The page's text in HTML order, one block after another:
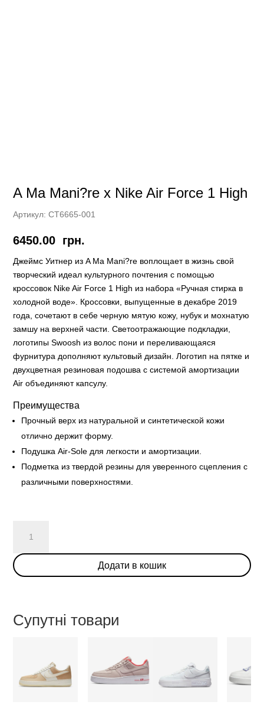
A Ma Mani?re x Nike Air Force 1 High
Артикул:CT6665-001
6450.00 грн.
Джеймс Уитнер из A Ma Mani?re воплощает в жизнь свой
творческий идеал культурного почтения с помощью
кроссовок Nike Air Force 1 High из набора «Ручная стирка в
холодной воде». Кроссовки, выпущенные в декабре 2019
года, сочетают в себе черную мятую кожу, нубук и мохнатую
замшу на верхней части. Светоотражающие подкладки,
логотипы Swoosh из волос пони и переливающаяся
фурнитура дополняют культовый дизайн. Логотип на пятке и
двухцветная резиновая подошва с системой амортизации
Air объединяют капсулу.
Преимущества
Прочный верх из натуральной и синтетической кожи
отлично держит форму.
Подушка Air-Sole для легкости и амортизации.
Подметка из твердой резины для уверенного сцепления с
различными поверхностями.
Mani?
re
Force
Додати в кошик
Супутні товари